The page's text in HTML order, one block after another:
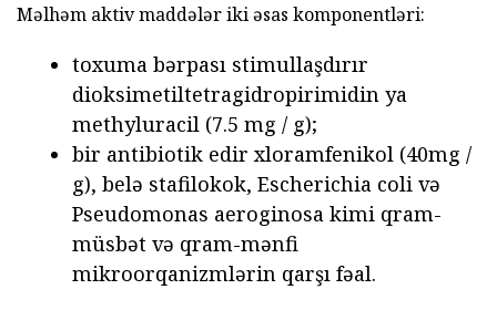
Məlhəm aktiv maddələr iki əsas komponentləri:
toxuma bərpası stimullaşdırır
dioksimetiltetragidropirimidin ya
methyluracil (7.5 mg / g);
bir antibiotik edir xloramfenikol (40mg /
g), belə stafilokok, Escherichia coli və
Pseudomonas aeroginosa kimi qram-
müsbət və qram-mənfi
mikroorqanizmlərin qarşı fəal.